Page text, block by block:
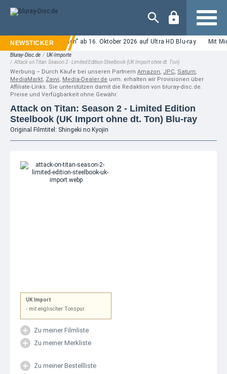
Navigation
Score" und "Diabolisch" ab 16. Oktober 2026 auf Ultra HD Blu-ray Mit
Bluray-Disc.de / UK-Importe
/ Attack on Titan: Season 2 - Limited Edition Steelbook (UK Import ohne dt. Ton)
Werbung – Durch Käufe bei unseren Partnern Amazon, JPC, Saturn,
MediaMarkt, Zavvi, Media-Dealer.de uvm. erhalten wir Provisionen über
Affiliate-Links. Sie unterstützen damit die Redaktion von bluray-disc.de.
Preise und Verfügbarkeit ohne Gewähr.
Attack on Titan: Season 2 - Limited Edition
Steelbook (UK Import ohne dt. Ton) Blu-ray
Original Filmtitel: Shingeki no Kyojin
UK Import
- mit englischer Tonspur
Zu meiner Filmliste
Zu meiner Merkliste
Zu meiner Bestellliste